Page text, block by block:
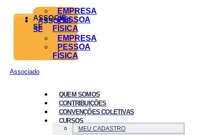
ASSOCIE-
SE
EMPRESA
PESSOA
FÍSICA
ASSOCIE-
SE
EMPRESA
PESSOA
FÍSICA
Associado
QUEM SOMOS
CONTRIBUIÇÕES
CONVENÇÕES COLETIVAS
CURSOS
MEU CADASTRO